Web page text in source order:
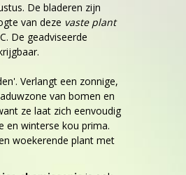
De bladeren zijn
van deze vaste plant
De geadviseerde
Verlangt een zonnige,
van bomen en
ze laat zich eenvoudig
en winterse kou prima.
woekerende plant met